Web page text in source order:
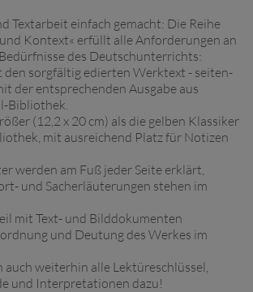
Textarbeit einfach gemacht: Die Reihe
und Kontext« erfüllt alle Anforderungen an
des Deutschunterrichts:
den sorgfältig edierten Werktext - seiten-
der entsprechenden Ausgabe aus
Bibliothek.
(12,2 x 20 cm) als die gelben Klassiker
mit ausreichend Platz für Notizen
werden am Fuß jeder Seite erklärt,
und Sacherläuterungen stehen im
mit Text- und Bilddokumenten
und Deutung des Werkes im
auch weiterhin alle Lektüreschlüssel,
und Interpretationen dazu!